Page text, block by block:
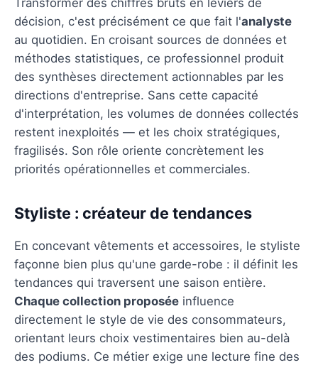
décision, c'est précisément ce que fait l'analyste
au quotidien. En croisant sources de données et
méthodes statistiques, ce professionnel produit
des synthèses directement actionnables par les
directions d'entreprise. Sans cette capacité
d'interprétation, les volumes de données collectés
restent inexploités — et les choix stratégiques,
fragilisés. Son rôle oriente concrètement les
priorités opérationnelles et commerciales.
Styliste : créateur de tendances
En concevant vêtements et accessoires, le styliste
façonne bien plus qu'une garde-robe : il définit les
tendances qui traversent une saison entière.
Chaque collection proposée influence
directement le style de vie des consommateurs,
orientant leurs choix vestimentaires bien au-delà
des podiums. Ce métier exige une lecture fine des